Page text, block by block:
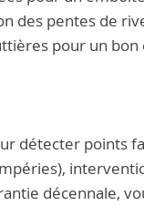
des pentes de
pour un bon
détecter points
décennale,